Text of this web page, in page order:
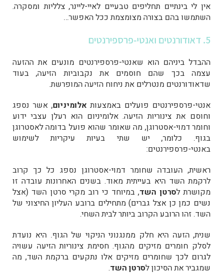
אין לי בינתיים תחליפים טבעיים לאיי-ליינר, צלליות ומסקרה.
השתמשו בהם בצורה מצומצמת ככל האפשר…
5. דאודורנטים ואנטי-פרספירנטים
ההבדל ביניהם הוא שאנטי-פרספירנטים מונעים את ההזעה
עצמה בכך שהם חוסמים את נקבוביות הזיעה, בעוד
שדאודורנטים מנטרלים את ניחוח הזיעה המופרשת.
אנטי-פרספירנטים פועלים באמצעות אלומיניום, אשר נספג
וחוסם את צינוריות הזיעה. אלומיניום הוא רעלן עצבי ידוע
וחומר דמוי-אסטרוגן, מה שאומר שהוא פועל בדומה לאסטרוגן
בגוף. כלומר, יש שתי בעיות עיקריות לשימוש
באנטי-פרספירנטים:
ראשית, העובדה שחומר דמוי-אסטרוגן נספג כל כך קרוב
לרקמת השד היא בעייתית מאוד. בשנים האחרונות עובדה זו
מקושרת לסרטן השד, במיוחד כי רוב מקרי סרטן השד (אצל
נשים כמן כן אצל גברים) מתחילים ברובע העליון החיצוני של
השד. זהו הרובע הקרוב ביותר לבית השחי.
שנית, הזעה היא חלק ממנגנוני הניקוי של הגוף. היא נועדת
לסלק חומרים מזיקים מהגוף. חסימת צינוריות הזיעה עשויה
לגרום לכך שחומרים מזיקים אלו נתקעים ברקמת השד, מה
שמגביר את הסיכון לסרטן השד.